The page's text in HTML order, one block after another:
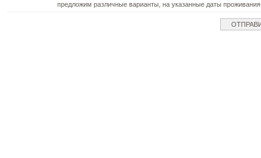
предложим различные варианты, на указанные даты проживания.